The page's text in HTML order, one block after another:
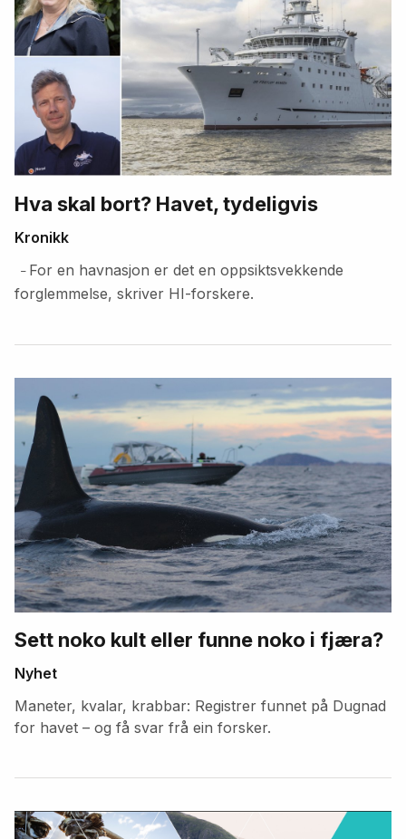
Hva skal bort? Havet, tydeligvis
Kronikk
– For en havnasjon er det en oppsiktsvekkende
forglemmelse, skriver HI-forskere.
artikler
Sett noko kult eller funne noko i fjæra?
Nyhet
Maneter, kvalar, krabbar: Registrer funnet på Dugnad
for havet – og få svar frå ein forsker.